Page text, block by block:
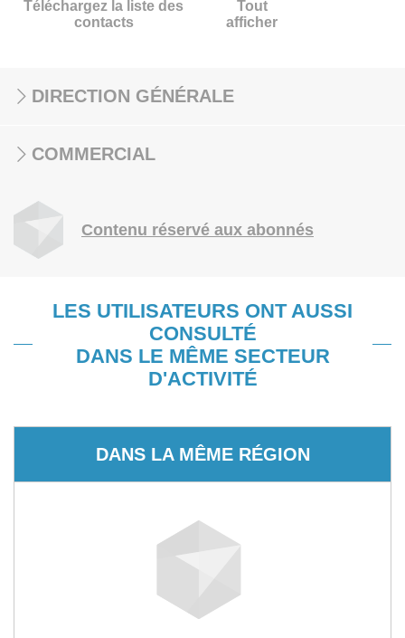
Téléchargez la liste des
contacts
Tout
afficher
DIRECTION GÉNÉRALE
COMMERCIAL
Contenu réservé aux abonnés
LES UTILISATEURS ONT AUSSI
CONSULTÉ
DANS LE MÊME SECTEUR
D'ACTIVITÉ
DANS LA MÊME RÉGION